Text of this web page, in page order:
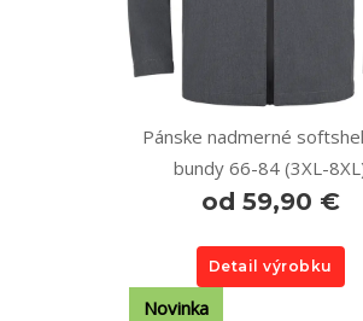
Pánske nadmerné
bundy 66-84 (3XL-
od 59,90 €
Detail výrobku
Novinka